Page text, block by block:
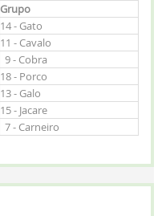
Grupo
14 - Gato
11 - Cavalo
9 - Cobra
18 - Porco
13 - Galo
15 - Jacare
7 - Carneiro